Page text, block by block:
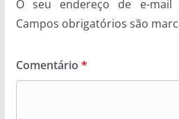
O seu endereço de e-mail
Campos obrigatórios são
Comentário *